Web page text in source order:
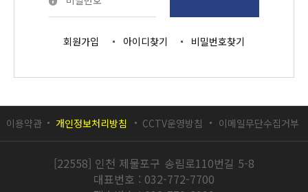
회원가입 아이디찾기 비밀번호찾기
이용약관 개인정보처리방침 CCTV운영방침 이메일무단수집거부
[22558] 인천 제물포구 송림로110번길 5-8
대표번호 : 032-772-7700